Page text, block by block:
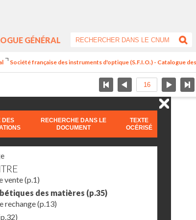
GÉNÉRAL
Société française des instruments d'optique (S.F.I.O.) - Catalogue
DES
RECHERCHE DANS LE
DOCUMENT
TEXTE
OCÉRISÉ
vente(p.1)
des matières (p.35)
rechange(p.13)